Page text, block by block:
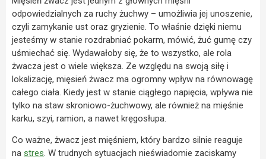
odpowiedzialnych za ruchy żuchwy – umożliwia jej unoszenie,
czyli zamykanie ust oraz gryzienie. To właśnie dzięki niemu
jesteśmy w stanie rozdrabniać pokarm, mówić, żuć gumę czy
uśmiechać się. Wydawałoby się, że to wszystko, ale rola
żwacza jest o wiele większa. Ze względu na swoją siłę i
lokalizację, mięsień żwacz ma ogromny wpływ na równowagę
całego ciała. Kiedy jest w stanie ciągłego napięcia, wpływa nie
tylko na staw skroniowo-żuchwowy, ale również na mięśnie
karku, szyi, ramion, a nawet kręgosłupa.
Co ważne, żwacz jest mięśniem, który bardzo silnie reaguje
na stres. W trudnych sytuacjach nieświadomie zaciskamy